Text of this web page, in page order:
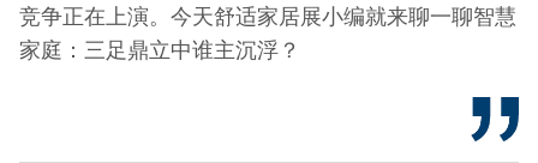
竞争正在上演。今天舒适家居展小编就来聊一聊智慧
家庭：三足鼎立中谁主沉浮？